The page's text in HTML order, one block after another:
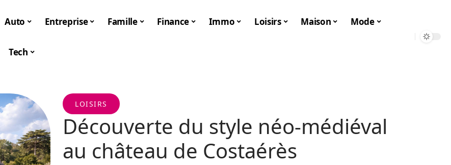
Auto Entreprise Famille Finance Immo Loisirs Maison Mode
Tech
LOISIRS
Découverte du style néo-médiéval
au château de Costaérès